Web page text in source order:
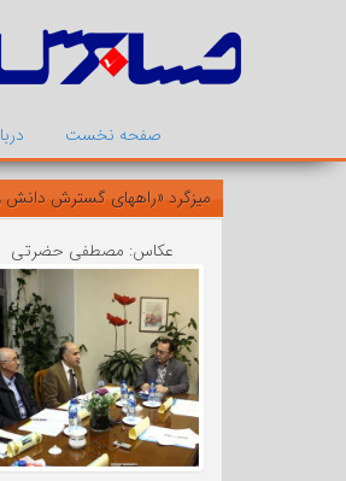
صفحه نخست
میزگرد «راههای گسترش دانش و
عکاس: مصطفی حضرتی